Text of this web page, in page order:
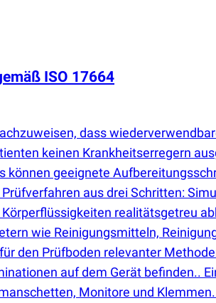
ISO 17664
dass
keinen Krankheitserregern
können geeignete
aus drei Schritten:
realitätsgetreu
wie Reinigungsmitteln,
den Prüfboden relevanter
auf dem Gerät befinden..
Monitore und